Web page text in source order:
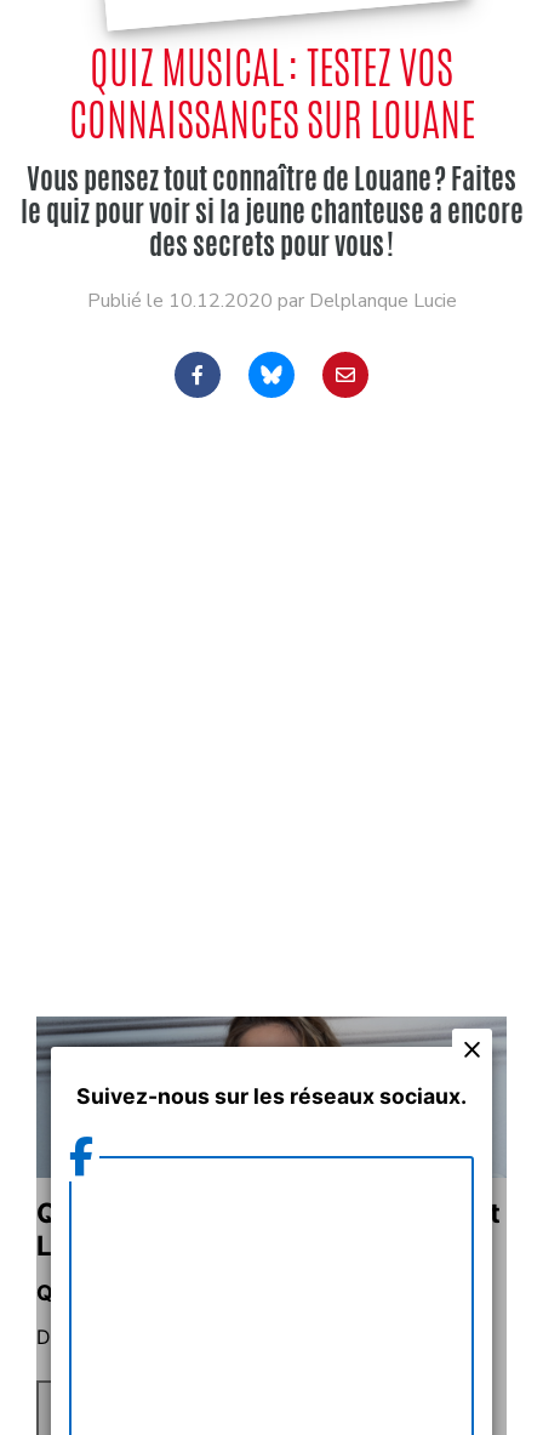
QUIZ MUSICAL : TESTEZ VOS
CONNAISSANCES SUR LOUANE
Vous pensez tout connaître de Louane ? Faites
le quiz pour voir si la jeune chanteuse a encore
des secrets pour vous !
Publié le 10.12.2020 par Delplanque Lucie